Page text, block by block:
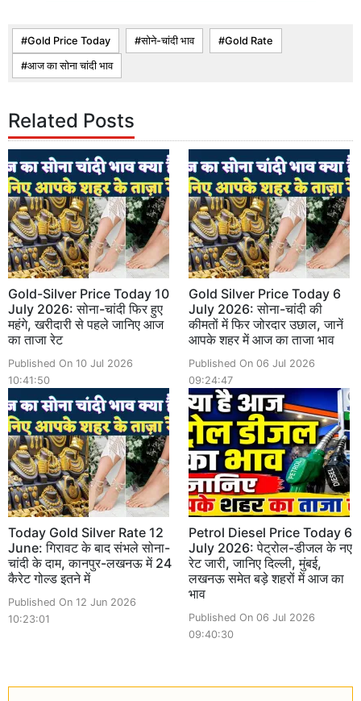
Gold Price Today सोने-चांदी भाव Gold Rate
आज का सोना चांदी भाव
Related Posts
Gold-Silver Price Today 10
July 2026: सोना-चांदी फिर हुए
महंगे, खरीदारी से पहले जानिए आज
का ताजा रेट
Published On 10 Jul 2026
10:41:50
Gold Silver Price Today 6
July 2026: सोना-चांदी की
कीमतों में फिर जोरदार उछाल, जानें
आपके शहर में आज का ताजा भाव
Published On 06 Jul 2026
09:24:47
Today Gold Silver Rate 12
June: गिरावट के बाद संभले सोना-
चांदी के दाम, कानपुर-लखनऊ में 24
कैरेट गोल्ड इतने में
Published On 12 Jun 2026
10:23:01
Petrol Diesel Price Today 6
July 2026: पेट्रोल-डीजल के नए
रेट जारी, जानिए दिल्ली, मुंबई,
लखनऊ समेत बड़े शहरों में आज का
भाव
Published On 06 Jul 2026
09:40:30